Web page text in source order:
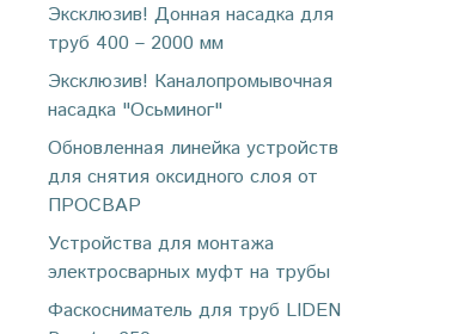
Эксклюзив! Донная насадка для
труб 400 – 2000 мм
Эксклюзив! Каналопромывочная
насадка "Осьминог"
Обновленная линейка устройств
для снятия оксидного слоя от
ПРОСВАР
Устройства для монтажа
электросварных муфт на трубы
Фаскосниматель для труб LIDEN